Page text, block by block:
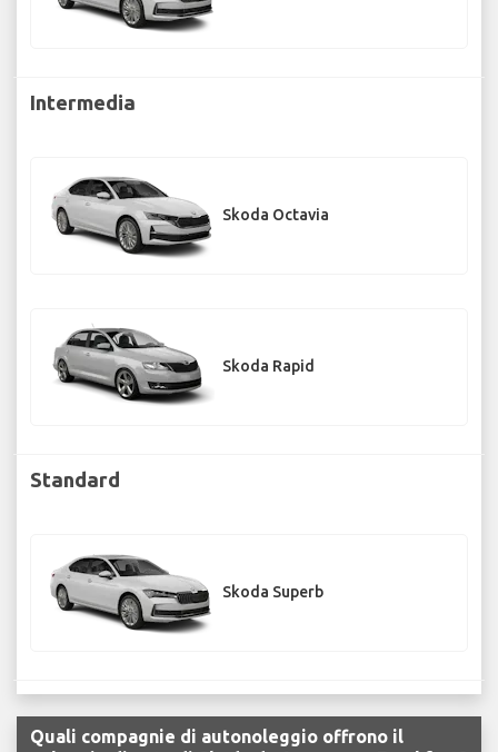
Intermedia
Skoda Octavia
Skoda Rapid
Standard
Skoda Superb
Quali compagnie di autonoleggio offrono il